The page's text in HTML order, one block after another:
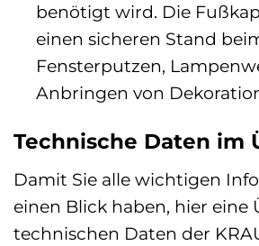
benötigt wird. Die
einen sicheren Stand
Fensterputzen,
Anbringen von
Technische Daten im
Damit Sie alle wichtigen
einen Blick haben, hier eine
technischen Daten der